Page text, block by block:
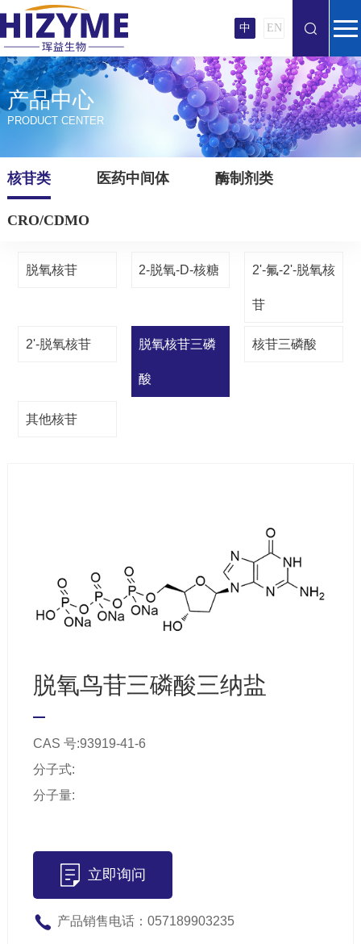
中 EN
产品中心
PRODUCT CENTER
核苷类 医药中间体 酶制剂类
CRO/CDMO
脱氧核苷 2-脱氧-D-核糖 2'-氟-2'-脱氧核
苷
2'-脱氧核苷 脱氧核苷三磷
酸
核苷三磷酸
其他核苷
脱氧鸟苷三磷酸三纳盐
CAS 号:93919-41-6
分子式:
分子量:
立即询问
产品销售电话：057189903235